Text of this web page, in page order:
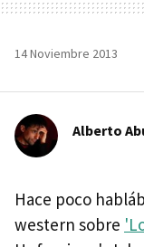
14 Noviembre 2013
Alberto
Hace poco
western sobre